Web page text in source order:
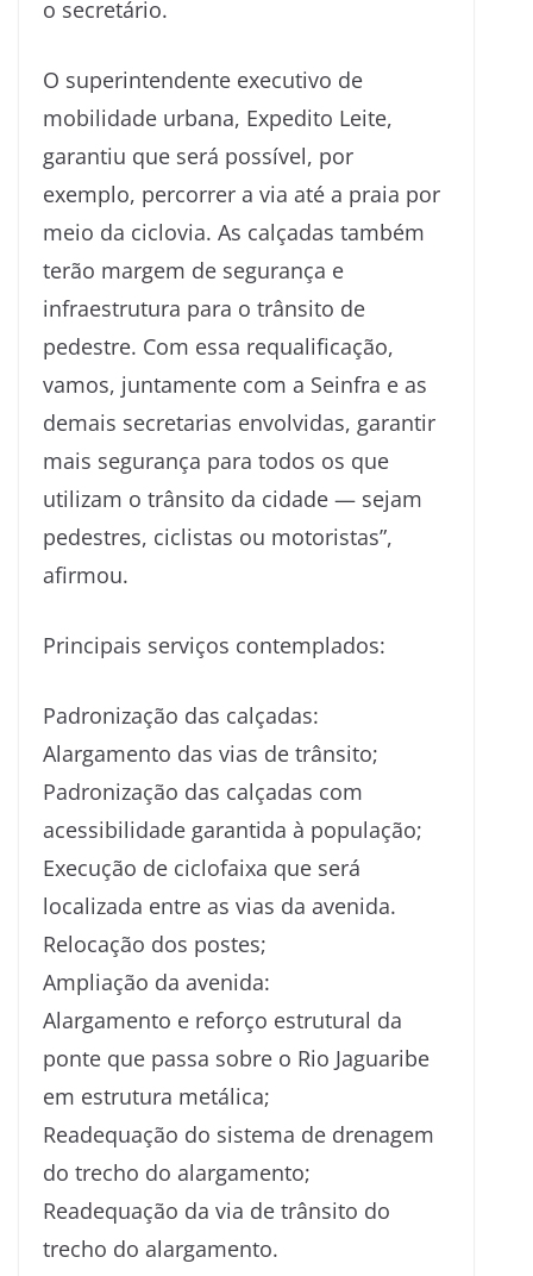
o secretário.
O superintendente executivo de
mobilidade urbana, Expedito Leite,
garantiu que será possível, por
exemplo, percorrer a via até a praia por
meio da ciclovia. As calçadas também
terão margem de segurança e
infraestrutura para o trânsito de
pedestre. Com essa requalificação,
vamos, juntamente com a Seinfra e as
demais secretarias envolvidas, garantir
mais segurança para todos os que
utilizam o trânsito da cidade — sejam
pedestres, ciclistas ou motoristas”,
afirmou.
Principais serviços contemplados:
Padronização das calçadas:
Alargamento das vias de trânsito;
Padronização das calçadas com
acessibilidade garantida à população;
Execução de ciclofaixa que será
localizada entre as vias da avenida.
Relocação dos postes;
Ampliação da avenida:
Alargamento e reforço estrutural da
ponte que passa sobre o Rio Jaguaribe
em estrutura metálica;
Readequação do sistema de drenagem
do trecho do alargamento;
Readequação da via de trânsito do
trecho do alargamento.